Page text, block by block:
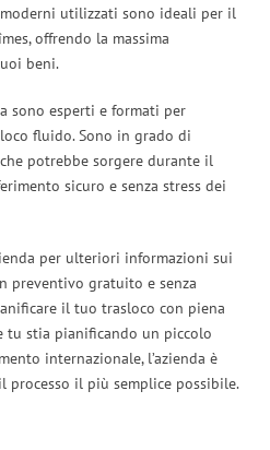
utilizzati sono ideali per il
offrendo la massima
beni.
sono esperti e formati per
fluido. Sono in grado di
potrebbe sorgere durante il
sicuro e senza stress dei
per ulteriori informazioni sui
preventivo gratuito e senza
il tuo trasloco con piena
tu stia pianificando un piccolo
internazionale, l’azienda è
processo il più semplice possibile.